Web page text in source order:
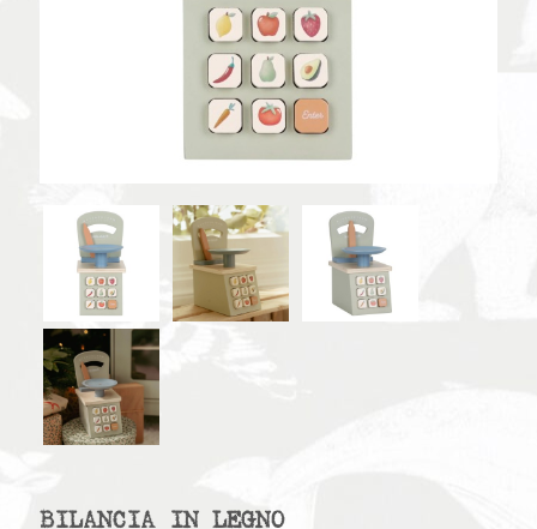
BILANCIA IN LEGNO